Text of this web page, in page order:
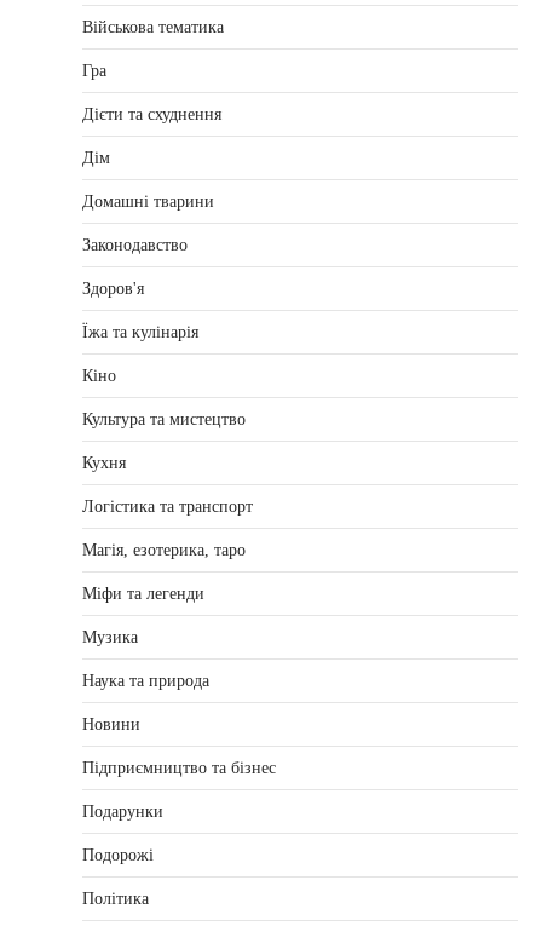
Військова тематика
Гра
Дієти та схуднення
Дім
Домашні тварини
Законодавство
Здоров'я
Їжа та кулінарія
Кіно
Культура та мистецтво
Кухня
Логістика та транспорт
Магія, езотерика, таро
Міфи та легенди
Музика
Наука та природа
Новини
Підприємництво та бізнес
Подарунки
Подорожі
Політика